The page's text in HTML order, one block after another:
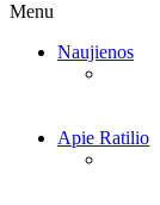
Menu
Naujienos
Apie Ratilio